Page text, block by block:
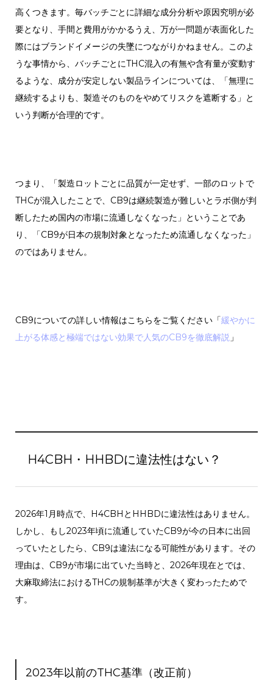
高くつきます。毎バッチごとに詳細な成分分析や原因究明が必
要となり、手間と費用がかかるうえ、万が一問題が表面化した
際にはブランドイメージの失墜につながりかねません。 このよ
うな事情から、バッチごとにTHC混入の有無や含有量が変動す
るような、成分が安定しない製品ラインについては、「無理に
継続するよりも、製造そのものをやめてリスクを遮断する」と
いう判断が合理的です。
つまり、「製造ロットごとに品質が一定せず、一部のロットで
THCが混入したことで、CB9は継続製造が難しいとラボ側が判
断したため国内の市場に流通しなくなった」ということであ
り、「CB9が日本の規制対象となったため流通しなくなった」
のではありません。
CB9についての詳しい情報はこちらをご覧ください「緩やかに
上がる体感と極端ではない効果で人気のCB9を徹底解説」
H4CBH・HHBDに違法性はない？
2026年1月時点で、H4CBHとHHBDに違法性はありません。
しかし、もし2023年頃に流通していたCB9が今の日本に出回
っていたとしたら、CB9は違法になる可能性があります。その
理由は、CB9が市場に出ていた当時と、2026年現在とでは、
大麻取締法におけるTHCの規制基準が大きく変わったためで
す。
2023年以前のTHC基準（改正前）